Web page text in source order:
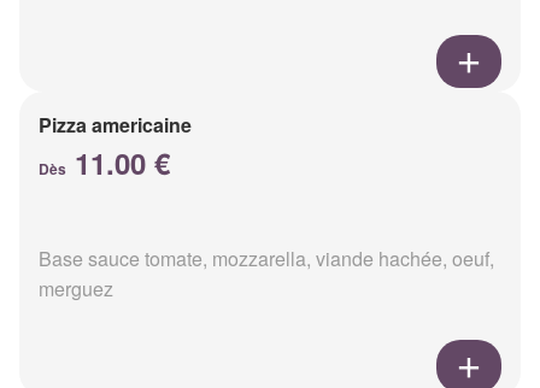
Pizza americaine
Dès 11.00 €
Base sauce tomate, mozzarella, viande hachée, oeuf,
merguez